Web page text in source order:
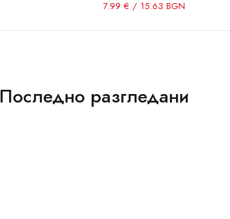
7.99 € / 15.63 BGN
Последно разгледани